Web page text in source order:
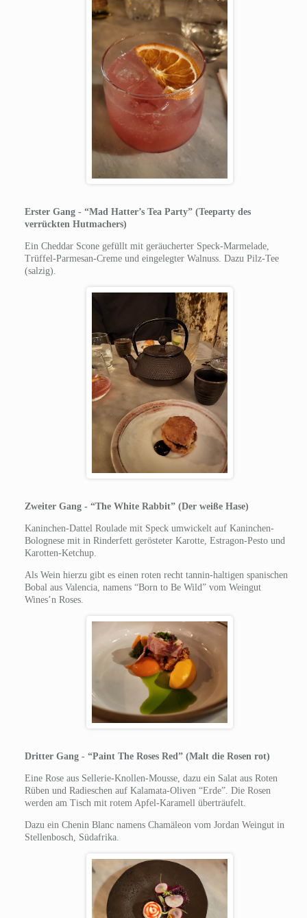
Erster Gang - “Mad Hatter’s Tea Party” (Teeparty des
verrückten Hutmachers)
Ein Cheddar Scone gefüllt mit geräucherter Speck-Marmelade,
Trüffel-Parmesan-Creme und eingelegter Walnuss. Dazu Pilz-Tee
(salzig).
Zweiter Gang - “The White Rabbit” (Der weiße Hase)
Kaninchen-Dattel Roulade mit Speck umwickelt auf Kaninchen-
Bolognese mit in Rinderfett gerösteter Karotte, Estragon-Pesto und
Karotten-Ketchup.
Als Wein hierzu gibt es einen roten recht tannin-haltigen spanischen
Bobal aus Valencia, namens “Born to Be Wild” vom Weingut
Wines’n Roses.
Dritter Gang - “Paint The Roses Red” (Malt die Rosen rot)
Eine Rose aus Sellerie-Knollen-Mousse, dazu ein Salat aus Roten
Rüben und Radieschen auf Kalamata-Oliven “Erde”. Die Rosen
werden am Tisch mit rotem Apfel-Karamell überträufelt.
Dazu ein Chenin Blanc namens Chamäleon vom Jordan Weingut in
Stellenbosch, Südafrika.